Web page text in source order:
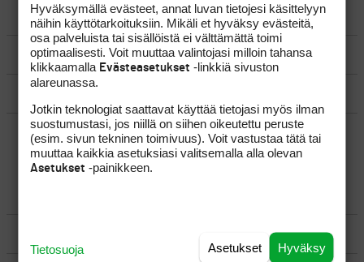
LUO AIHE
SÄÄNNÖT
UUSIMMAT VIESTIKETJUT
Hyväksymällä evästeet, annat luvan tietojesi käsittelyyn
näihin käyttötarkoituksiin. Mikäli et hyväksy evästeitä,
osa palveluista tai sisällöistä ei välttämättä toimi
optimaalisesti. Voit muuttaa valintojasi milloin tahansa
klikkaamalla Evästeasetukset -linkkiä sivuston
alareunassa.
Jotkin teknologiat saattavat käyttää tietojasi myös ilman
suostumustasi, jos niillä on siihen oikeutettu peruste
(esim. sivun tekninen toimivuus). Voit vastustaa tätä tai
muuttaa kaikkia asetuksiasi valitsemalla alla olevan
Asetukset -painikkeen.
Hyväksy
Asetukset
Tietosuoja